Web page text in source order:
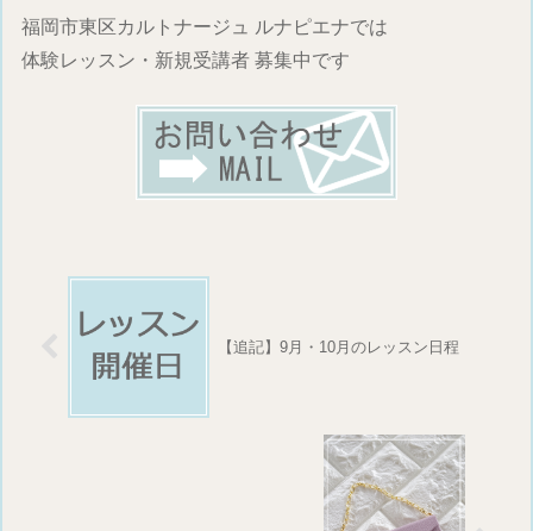
福岡市東区カルトナージュ ルナピエナでは
体験レッスン・新規受講者 募集中です
【追記】9月・10月のレッスン日程